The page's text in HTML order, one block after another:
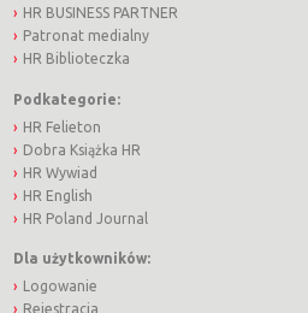
HR BUSINESS PARTNER
Patronat medialny
HR Biblioteczka
Podkategorie:
HR Felieton
Dobra Książka HR
HR Wywiad
HR English
HR Poland Journal
Dla użytkowników:
Logowanie
Rejestracja